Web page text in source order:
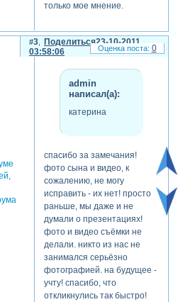
только мое мнение.
Поделиться
3
23-10-2011
03:58:06
admin
написал(а):
катерина
спасибо за замечания!
фото сына и видео, к
сожалению, не могу
исправить - их нет! просто
раньше, мы даже и не
думали о презентациях!
фото и видео съёмки не
делали. никто из нас не
занимался серьёзно
фотографией. на будущее -
учту! спасибо, что
откликнулись так быстро!
0